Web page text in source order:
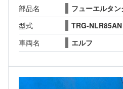
部品名
フューエルタン
型式
TRG-NLR85AN
車両名
エルフ